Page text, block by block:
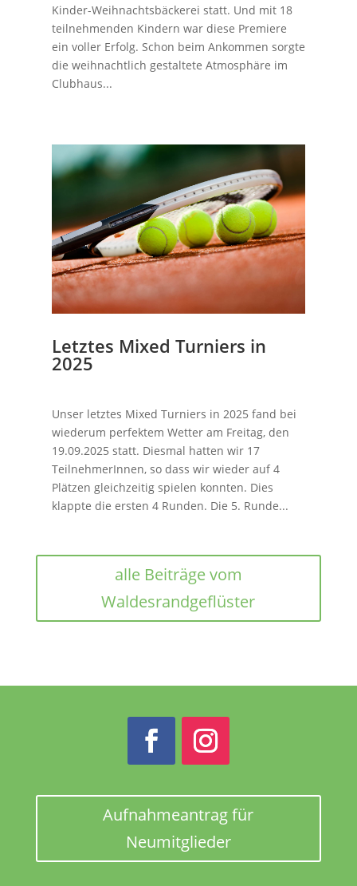
Kinder-Weihnachtsbäckerei statt. Und mit 18
teilnehmenden Kindern war diese Premiere
ein voller Erfolg. Schon beim Ankommen sorgte
die weihnachtlich gestaltete Atmosphäre im
Clubhaus...
Letztes Mixed Turniers in
2025
Unser letztes Mixed Turniers in 2025 fand bei
wiederum perfektem Wetter am Freitag, den
19.09.2025 statt. Diesmal hatten wir 17
TeilnehmerInnen, so dass wir wieder auf 4
Plätzen gleichzeitig spielen konnten. Dies
klappte die ersten 4 Runden. Die 5. Runde...
alle Beiträge vom
Waldesrandgeflüster
Aufnahmeantrag für
Neumitglieder